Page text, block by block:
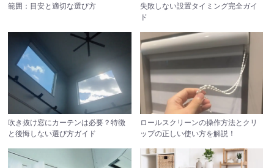
範囲：目安と適切な選び方
失敗しない設置タイミング完全ガイ
ド
吹き抜け窓にカーテンは必要？特徴
と後悔しない選び方ガイド
ロールスクリーンの操作方法とクリ
ップの正しい使い方を解説！